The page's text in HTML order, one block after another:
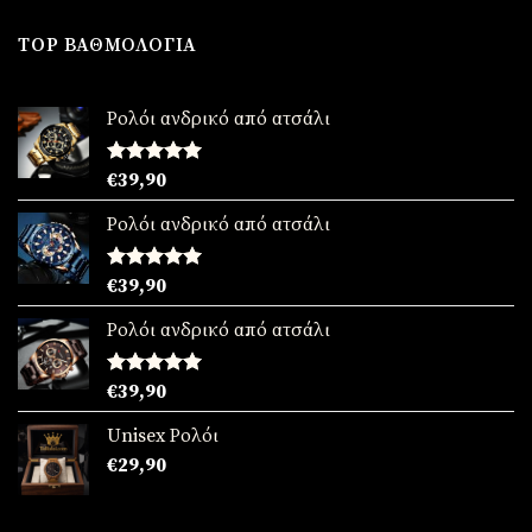
€49,90.
TOP ΒΑΘΜΟΛΟΓΊΑ
Ρολόι ανδρικό από ατσάλι
Βαθμολογήθηκε
με5.00
από 5
€39,90
Ρολόι ανδρικό από ατσάλι
Βαθμολογήθηκε
με5.00
από 5
€39,90
Ρολόι ανδρικό από ατσάλι
Βαθμολογήθηκε
με5.00
από 5
€39,90
Unisex Ρολόι
€29,90